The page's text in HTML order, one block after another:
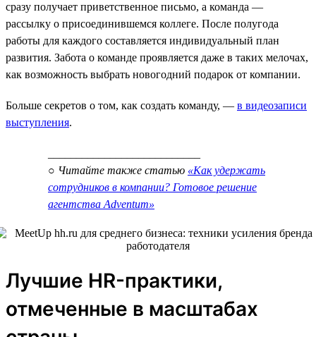
сразу получает приветственное письмо, а команда —
рассылку о присоединившемся коллеге. После полугода
работы для каждого составляется индивидуальный план
развития. Забота о команде проявляется даже в таких мелочах,
как возможность выбрать новогодний подарок от компании.
Больше секретов о том, как создать команду, — в видеозаписи
выступления.
○ Читайте также статью «Как удержать
сотрудников в компании? Готовое решение
агентства Adventum»
Лучшие HR-практики,
отмеченные в масштабах